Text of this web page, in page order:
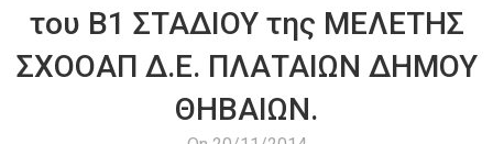
του Β1 ΣΤΑΔΙΟΥ της ΜΕΛΕΤΗΣ
ΣΧΟΟΑΠ Δ.Ε. ΠΛΑΤΑΙΩΝ ΔΗΜΟΥ
ΘΗΒΑΙΩΝ.